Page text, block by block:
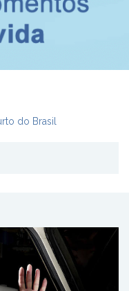
do Brasil